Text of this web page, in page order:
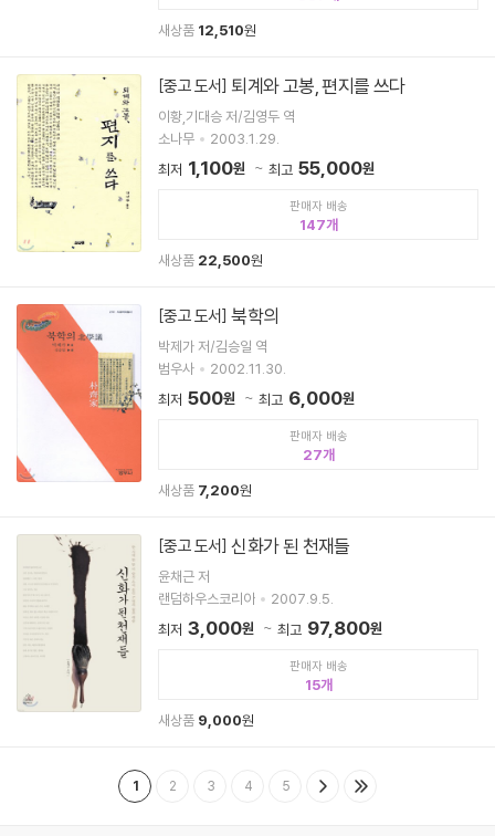
새상품 12,510원
[중고 도서] 퇴계와 고봉, 편지를 쓰다
이황,기대승 저/김영두 역
소나무
2003.1.29.
최저 1,100원 최고 55,000원
판매자 배송
147
새상품 22,500원
[중고 도서] 북학의
박제가 저/김승일 역
범우사
2002.11.30.
최저 500원 최고 6,000원
판매자 배송
27
새상품 7,200원
[중고 도서] 신화가 된 천재들
윤채근 저
랜덤하우스코리아
2007.9.5.
최저 3,000원 최고 97,800원
판매자 배송
15
새상품 9,000원
1 2 3 4 5